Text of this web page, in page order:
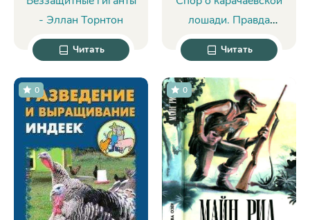
- Эллан Торнтон
Читать
лошади. Правда
и вымысел - Руслан
Дотдаев
Читать
0 0